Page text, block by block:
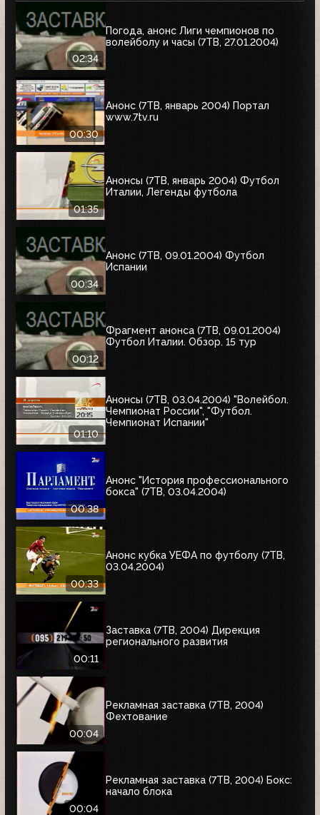
02:34
Погода, анонс Лиги чемпионов по
волейболу и часы (7ТВ, 27.01.2004)
00:30
Анонс (7ТВ, январь 2004) Портал
www.7tv.ru
01:35
Анонсы (7ТВ, январь 2004) Футбол
Италии, Легенды футбола
00:34
Анонс (7ТВ, 09.01.2004) Футбол
Испании
00:12
Фрагмент анонса (7ТВ, 09.01.2004)
Футбол Италии. Обзор. 15 тур
01:10
Анонсы (7ТВ, 03.04.2004) "Волейбол.
Чемпионат России", "Футбол.
Чемпионат Испании"
00:38
Анонс "История профессионального
бокса" (7ТВ, 03.04.2004)
00:33
Анонс кубка УЕФА по футболу (7ТВ,
03.04.2004)
00:11
Заставка (7ТВ, 2004) Дирекция
регионального развития
00:04
Рекламная заставка (7ТВ, 2004)
Фехтование
00:04
Рекламная заставка (7ТВ, 2004) Бокc:
начало блока